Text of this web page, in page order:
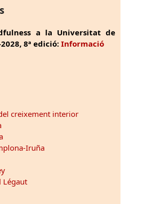
a la Universitat de
8ª edició: Informació
creixement interior
Iruña
Légaut